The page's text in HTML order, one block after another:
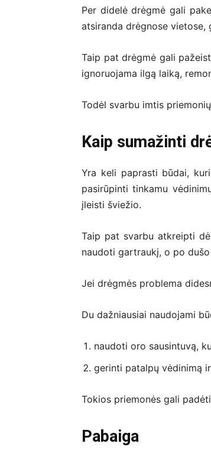
Per didelė drėgmė gali
atsiranda drėgnose
Taip pat drėgmė gali
ignoruojama ilgą laiką,
Todėl svarbu imtis
Kaip sumažinti
Yra keli paprasti būdai,
pasirūpinti tinkamu
įleisti šviežio.
Taip pat svarbu atkreipti
naudoti gartraukį, o po
Jei drėgmės problema
Du dažniausiai naudojami
naudoti oro sausintuvą,
gerinti patalpų vėdinimą
Tokios priemonės gali
Pabaiga